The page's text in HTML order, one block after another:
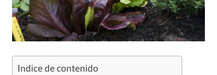
Indice de contenido